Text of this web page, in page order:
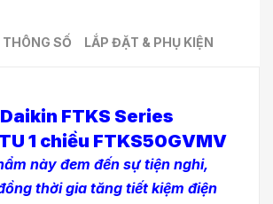
THÔNG SỐ LẮP ĐẶT & PHỤ KIỆN
FTKS Series
1 chiều FTKS50GVMV
này đem đến sự tiện nghi,
thời gia tăng tiết kiệm điện